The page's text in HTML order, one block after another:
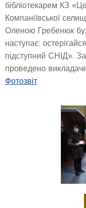
бібліотекарем КЗ
Компаніївської
Оленою Гребенюк
наступає:
підступний СНІД».
проведено
Фотозвіт